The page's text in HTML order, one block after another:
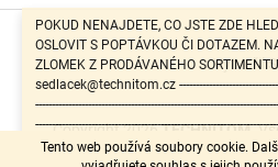
Tento web používá soubory cookie.
POKUD NENAJDETE, CO JSTE ZDE
OSLOVIT S POPTÁVKOU ČI DOTAZEM.
ZLOMEK Z PRODÁVANÉHO
sedlacek@technitom.cz
-------------------------------------------------------
Vytvořil
Copyright 2026TECHNITOM.